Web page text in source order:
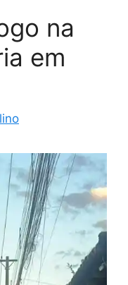
na
em